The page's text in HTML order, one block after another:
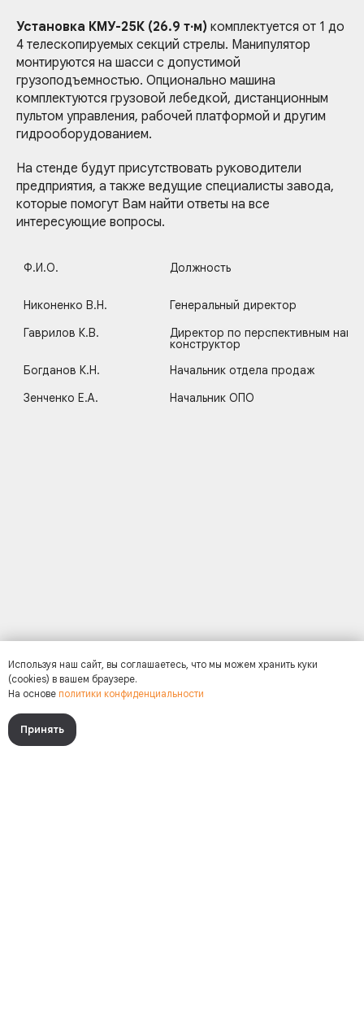
Используя наш сайт, вы соглашаетесь, что мы можем хранить куки
(cookies) в вашем браузере.
На основе политики конфиденциальности
Принять
Установка КМУ-25К (26.9 т∙м) комплектуется от 1 до
4 телескопируемых секций стрелы. Манипулятор
монтируются на шасси с допустимой
грузоподъемностью. Опционально машина
комплектуются грузовой лебедкой, дистанционным
пультом управления, рабочей платформой и другим
гидрооборудованием.
На стенде будут присутствовать руководители
предприятия, а также ведущие специалисты завода,
которые помогут Вам найти ответы на все
интересующие вопросы.
Должность
Никоненко В.Н.
Генеральный директор
Гаврилов К.В.
Директор по перспективным
конструктор
Богданов К.Н.
Начальник отдела продаж
Зенченко Е.А.
Начальник ОПО
8 800 555 86 98
Разработкаимаркетинг
Политика конфиденциальности
©2025 «КАЗ»
8 800 555 86 98